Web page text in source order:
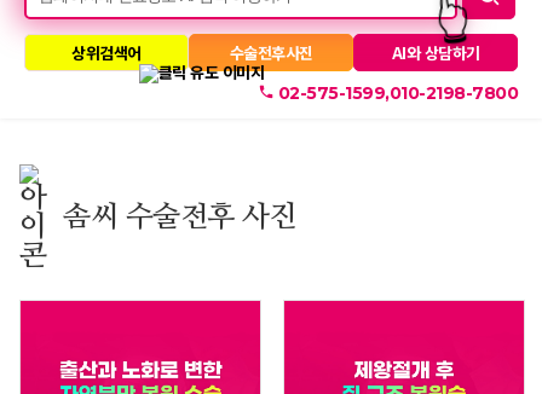
👆
상위검색어 수술전후사진 AI와 상담하기
02-575-1599,010-2198-7800
너
솜씨 수술전후 사진